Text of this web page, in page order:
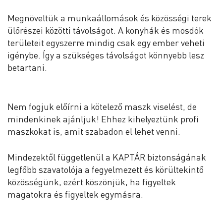
Megnöveltük a munkaállomások és közösségi terek
ülőrészei közötti távolságot. A konyhák és mosdók
területeit egyszerre mindig csak egy ember veheti
igénybe. Így a szükséges távolságot könnyebb lesz
betartani.
Nem fogjuk előírni a kötelező maszk viselést, de
mindenkinek ajánljuk! Ehhez kihelyeztünk profi
maszkokat is, amit szabadon el lehet venni.
Mindezektől függetlenül a KAPTÁR biztonságának
legfőbb szavatolója a fegyelmezett és körültekintő
közösségünk, ezért köszönjük, ha figyeltek
magatokra és figyeltek egymásra.